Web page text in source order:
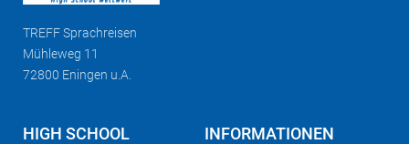
TREFFSprachreisen
Mühleweg 11
72800 Eningen u.A.
HIGH SCHOOL INFORMATIONEN